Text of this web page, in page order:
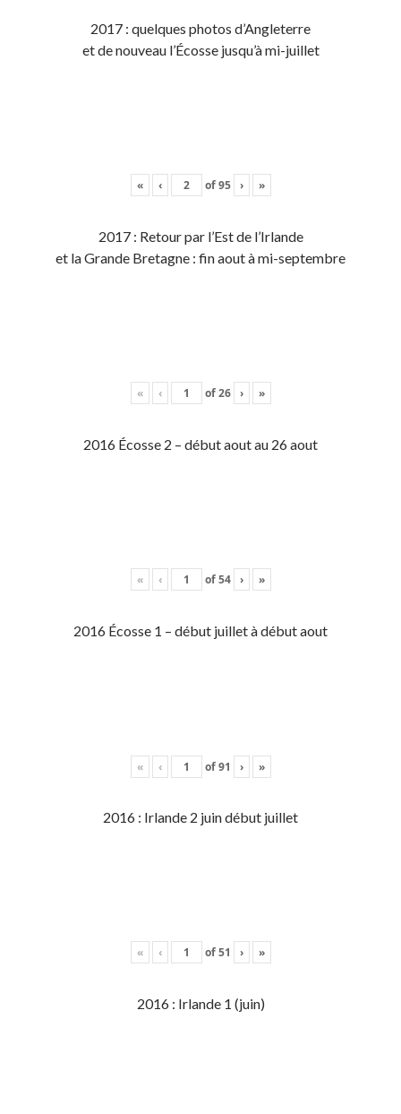
2017 : quelques photos d’Angleterre
et de nouveau l’Écosse jusqu’à mi-juillet
« ‹ of95 › »
2017 : Retour par l’Est de l’Irlande
et la Grande Bretagne : fin aout à mi-septembre
« ‹ of26 › »
2016 Écosse 2 – début aout au 26 aout
« ‹ of54 › »
2016 Écosse 1 – début juillet à début aout
« ‹ of91 › »
2016 : Irlande 2 juin début juillet
« ‹ of51 › »
2016 : Irlande 1 (juin)